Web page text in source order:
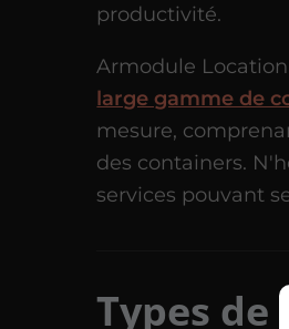
productivité.
Armodule
large gamme de
mesure,
des containers.
services pouvant
Types